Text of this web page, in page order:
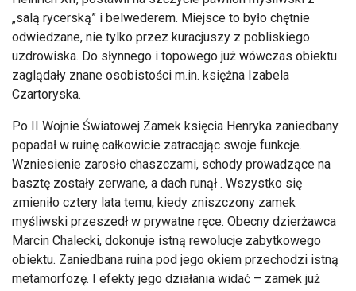
„salą rycerską” i belwederem. Miejsce to było chętnie
odwiedzane, nie tylko przez kuracjuszy z pobliskiego
uzdrowiska. Do słynnego i topowego już wówczas obiektu
zaglądały znane osobistości m.in. księżna Izabela
Czartoryska.
Po II Wojnie Światowej Zamek księcia Henryka zaniedbany
popadał w ruinę całkowicie zatracając swoje funkcje.
Wzniesienie zarosło chaszczami, schody prowadzące na
basztę zostały zerwane, a dach runął . Wszystko się
zmieniło cztery lata temu, kiedy zniszczony zamek
myśliwski przeszedł w prywatne ręce. Obecny dzierżawca
Marcin Chalecki, dokonuje istną rewolucje zabytkowego
obiektu. Zaniedbana ruina pod jego okiem przechodzi istną
metamorfozę. I efekty jego działania widać – zamek już